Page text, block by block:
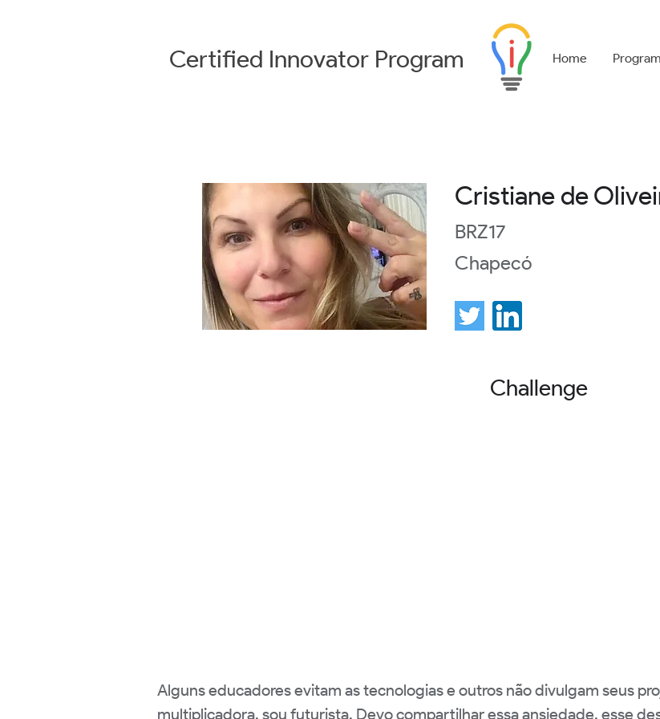
Certified Innovator Program Home Program
Cristiane de
BRZ17
Chapecó
Challenge
Alguns educadores evitam as tecnologias e outros não divulgam seus
multiplicadora, sou futurista. Devo compartilhar essa ansiedade, esse